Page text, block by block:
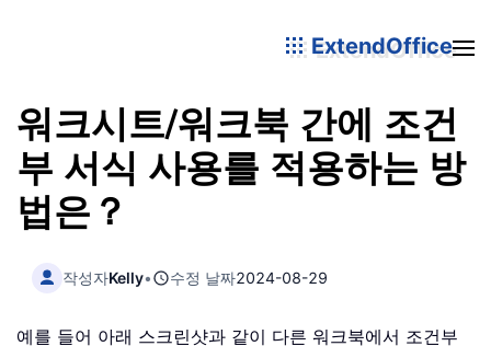
ExtendOffice
워크시트/워크북 간에 조건
부 서식 사용를 적용하는 방
법은？
작성자Kelly• 수정 날짜2024-08-29
예를 들어 아래 스크린샷과 같이 다른 워크북에서 조건부